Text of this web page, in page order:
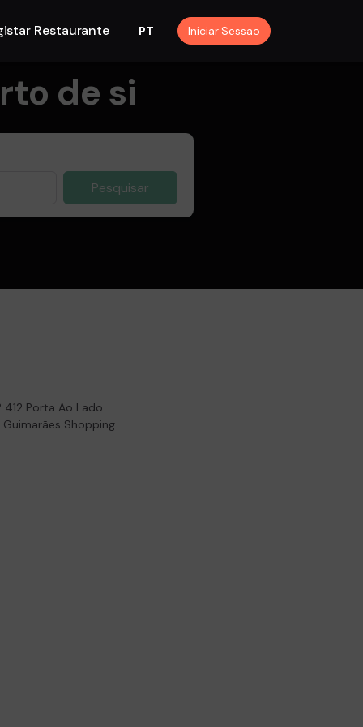
PT Iniciar Sessão
Restaurante
de si
Pesquisar
412 Porta Ao Lado
Shopping